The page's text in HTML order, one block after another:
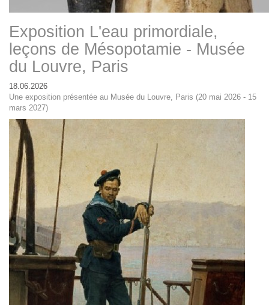
Exposition L'eau primordiale,
leçons de Mésopotamie - Musée
du Louvre, Paris
18.06.2026
Une exposition présentée au Musée du Louvre, Paris (20 mai 2026 - 15
mars 2027)